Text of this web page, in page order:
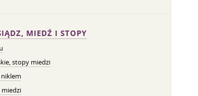
MIEDŹ I STOPY
stopy miedzi